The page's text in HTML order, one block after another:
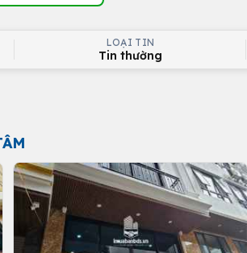
LOẠI TIN
Tin thường